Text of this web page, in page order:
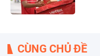
CÙNG CHỦ ĐỀ